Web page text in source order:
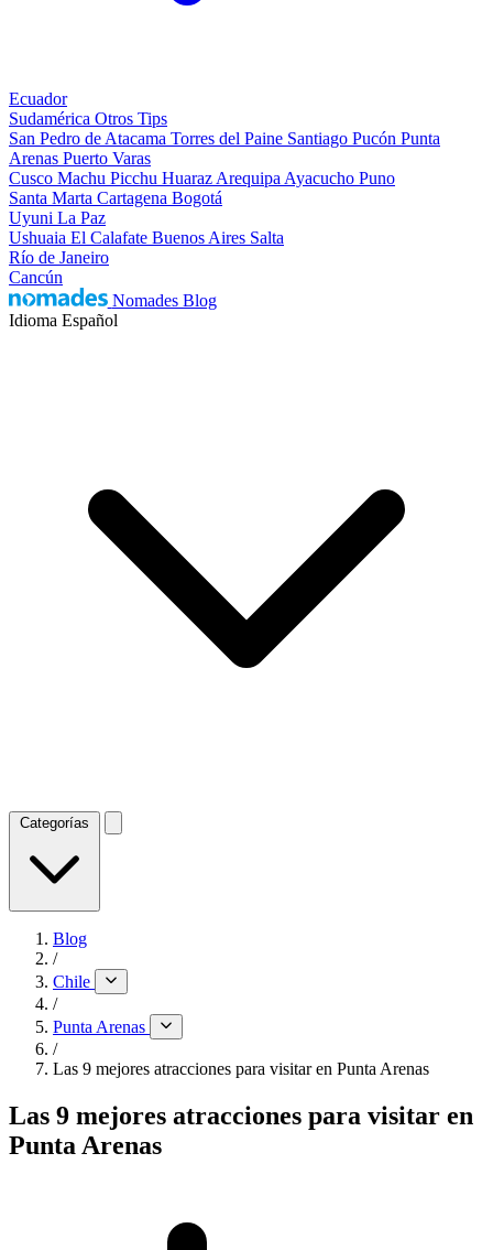
Ecuador
Sudamérica Otros Tips
San Pedro de Atacama Torres del Paine Santiago Pucón Punta
Arenas Puerto Varas
Cusco Machu Picchu Huaraz Arequipa Ayacucho Puno
Santa Marta Cartagena Bogotá
Uyuni La Paz
Ushuaia El Calafate Buenos Aires Salta
Río de Janeiro
Cancún
Nomades Blog
Idioma Español
Categorías
Blog
/
Chile
/
Punta Arenas
/
Las 9 mejores atracciones para visitar en Punta Arenas
Las 9 mejores atracciones para visitar en
Punta Arenas